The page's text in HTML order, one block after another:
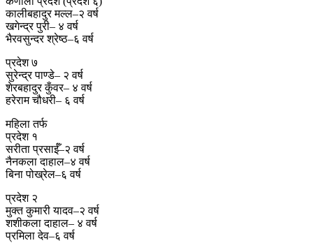
कालीबहादुर मल्ल–२ वर्ष
खगेन्द्र पुरी– ४ वर्ष
भैरवसुन्दर श्रेष्ठ–६ वर्ष
प्रदेश ७
सुरेन्द्र पाण्डे– २ वर्ष
शेरबहादुर कुँवर– ४ वर्ष
हरेराम चौधरी– ६ वर्ष
महिला तर्फ
प्रदेश १
सरीता प्रसाईँ–२ वर्ष
नैनकला दाहाल–४ वर्ष
बिना पोख्रेल–६ वर्ष
प्रदेश २
मुक्त कुमारी यादव–२ वर्ष
शशीकला दाहाल– ४ वर्ष
प्रमिला देव–६ वर्ष